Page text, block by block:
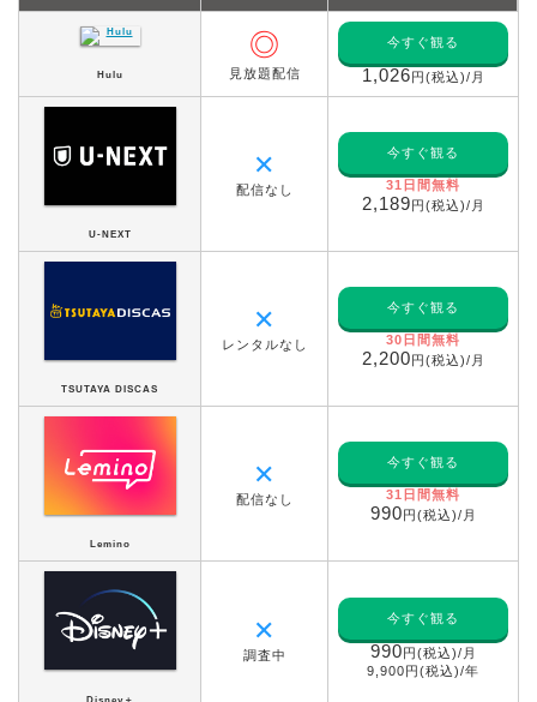
Hulu
◎
見放題配信
今すぐ観る
1,026円(税込)/月
U-NEXT
✕
配信なし
今すぐ観る
31日間無料
2,189円(税込)/月
TSUTAYA DISCAS
✕
レンタルなし
今すぐ観る
30日間無料
2,200円(税込)/月
Lemino
✕
配信なし
今すぐ観る
31日間無料
990円(税込)/月
✕
調査中
今すぐ観る
990円(税込)/月
9,900円(税込)/年